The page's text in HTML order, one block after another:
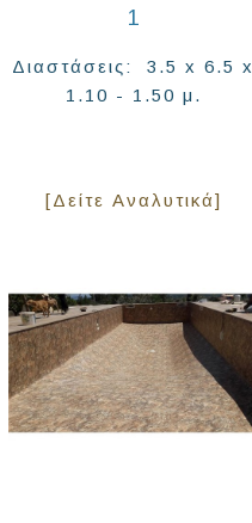
1
Διαστάσεις: 3.5 x 6.5 x
1.10 - 1.50 μ.
[Δείτε Αναλυτικά]